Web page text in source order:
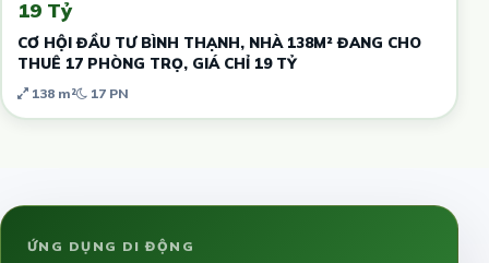
19 Tỷ
CƠ HỘI ĐẦU TƯ BÌNH THẠNH, NHÀ 138M² ĐANG CHO
THUÊ 17 PHÒNG TRỌ, GIÁ CHỈ 19 TỶ
138 m² 17 PN
ỨNG DỤNG DI ĐỘNG